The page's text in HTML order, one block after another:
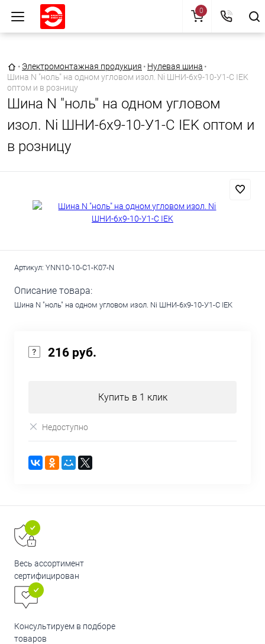
Главная страница
• Электромонтажная продукция • Нулевая шина •
Шина N "ноль" на одном угловом изол. Ni ШНИ-6х9-10-У1-С IEK
оптом и в розницу
Шина N "ноль" на одном угловом
изол. Ni ШНИ-6х9-10-У1-С IEK оптом и
в розницу
Артикул: YNN10-10-C1-K07-N
Описание товара:
Шина N "ноль" на одном угловом изол. Ni ШНИ-6х9-10-У1-С IEK
216 руб.
Купить в 1 клик
Недоступно
Весь ассортимент
сертифицирован
Консультируем в подборе
товаров
0